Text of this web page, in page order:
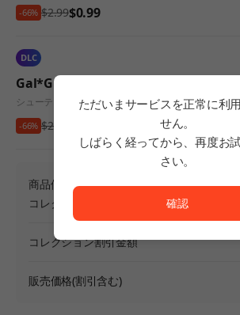
-66% $2.99$0.99
DLC
Gal*Gun 2 - Racy Ribbons
シューティングアクションアドベンチャー
-66% $2.99
商品価格
コレクション割引
コレクション割引金額
販売価格(割引含む)
ただいまサービスを正常に利
せん。
しばらく経ってから、再度お
さい。
ただいまサービスを正常に利
確認